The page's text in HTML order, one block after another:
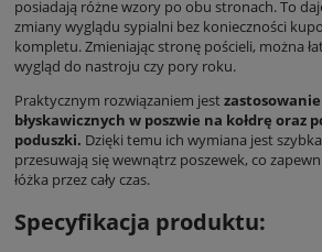
posiadają różne wzory po obu stronach. To
zmiany wyglądu sypialni bez konieczności
kompletu. Zmieniając stronę pościeli, można
wygląd do nastroju czy pory roku.
Praktycznym rozwiązaniem jest
błyskawicznych w poszwie na kołdrę oraz
poduszki. Dzięki temu ich wymiana jest
przesuwają się wewnątrz poszewek, co
łóżka przez cały czas.
Specyfikacja produktu: